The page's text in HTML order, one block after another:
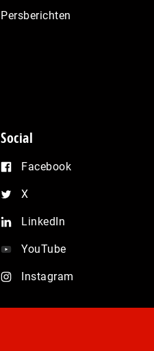
Persberichten
Social
Facebook
X
LinkedIn
YouTube
Instagram